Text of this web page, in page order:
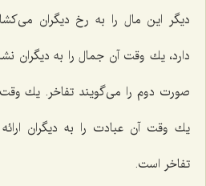
دیگر این مال را به رخ دیگران
دارد، یك وقت آن جمال را به دیگران
صورت دوم را می‌گویند تفاخر. یك
یك وقت آن عبادت را به دیگران
تفاخر است.